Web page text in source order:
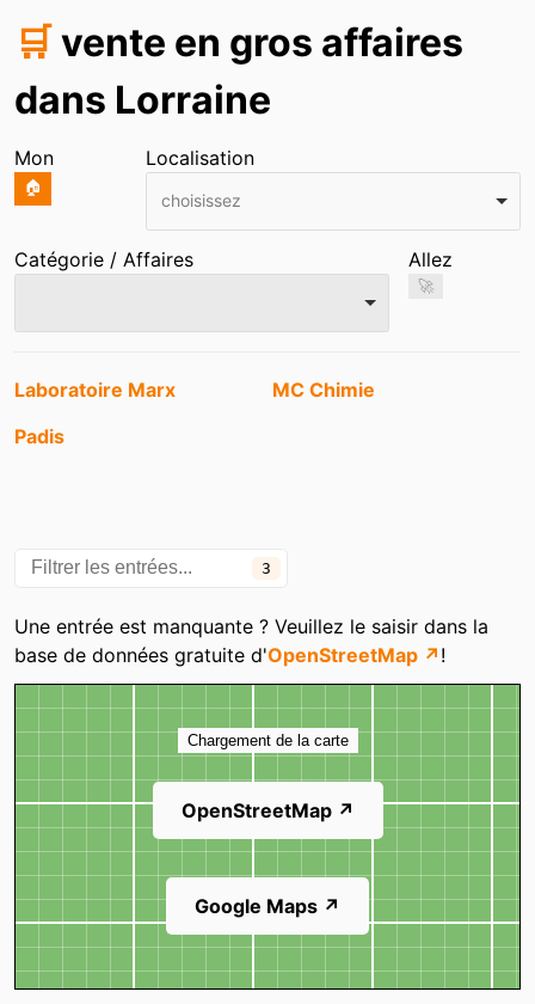
🛒vente en gros affaires
dans Lorraine
Mon
🏠
Localisation
choisissez
Catégorie / Affaires Allez
🚀
Entrées
Laboratoire Marx
MC Chimie
Padis
3
Une entrée est manquante ? Veuillez le saisir dans la
base de données gratuite d'OpenStreetMap ↗ !
Carte
Chargement de la carte
OpenStreetMap ↗
Google Maps ↗